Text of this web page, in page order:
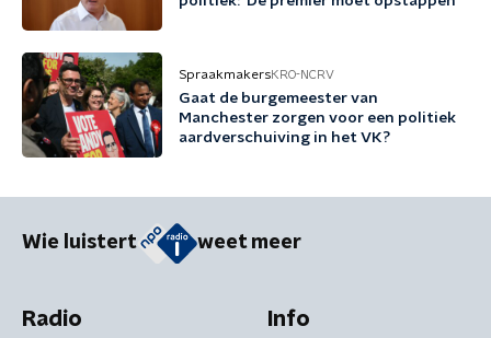
SpraakmakersKRO-NCRV
Gaat de burgemeester van
Manchester zorgen voor een politiek
aardverschuiving in het VK?
Wie luistert weet meer
Radio Info